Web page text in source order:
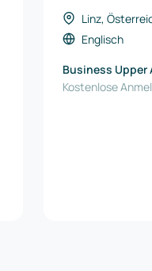
Conference
Linz,
Englisch
Business Upper
Kostenlose